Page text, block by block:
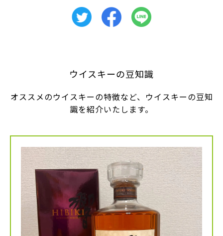
ウイスキーの豆知識
オススメのウイスキーの特徴など、ウイスキーの豆知
識を紹介いたします。